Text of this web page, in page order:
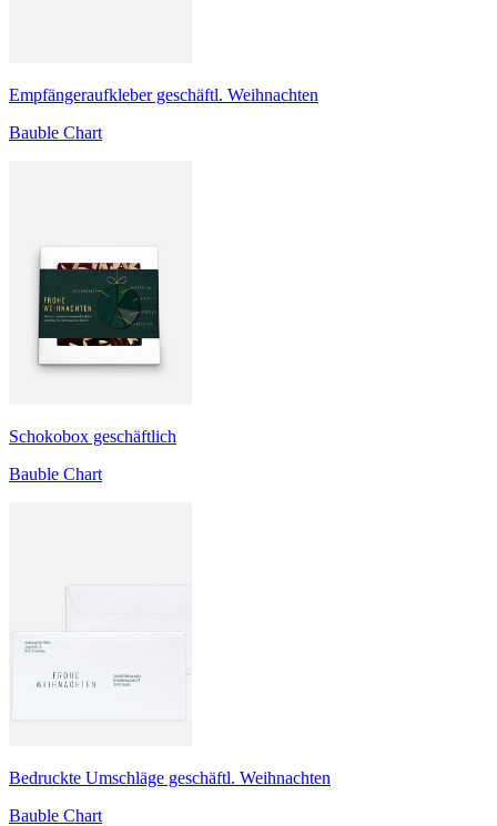
Empfängeraufkleber geschäftl. Weihnachten
Bauble Chart
Schokobox geschäftlich
Bauble Chart
Bedruckte Umschläge geschäftl. Weihnachten
Bauble Chart